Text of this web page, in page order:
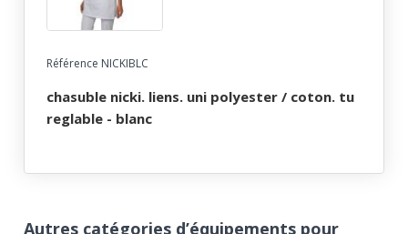
Référence NICKIBLC
chasuble nicki. liens. uni polyester / coton. tu
reglable - blanc
Autres catégories d’équipements pour